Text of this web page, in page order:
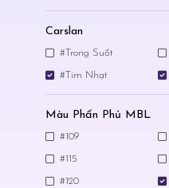
Carslan
#Trong Suốt
#Tím Nhạt
Màu Phấn Phủ MBL
#109
#115
#120